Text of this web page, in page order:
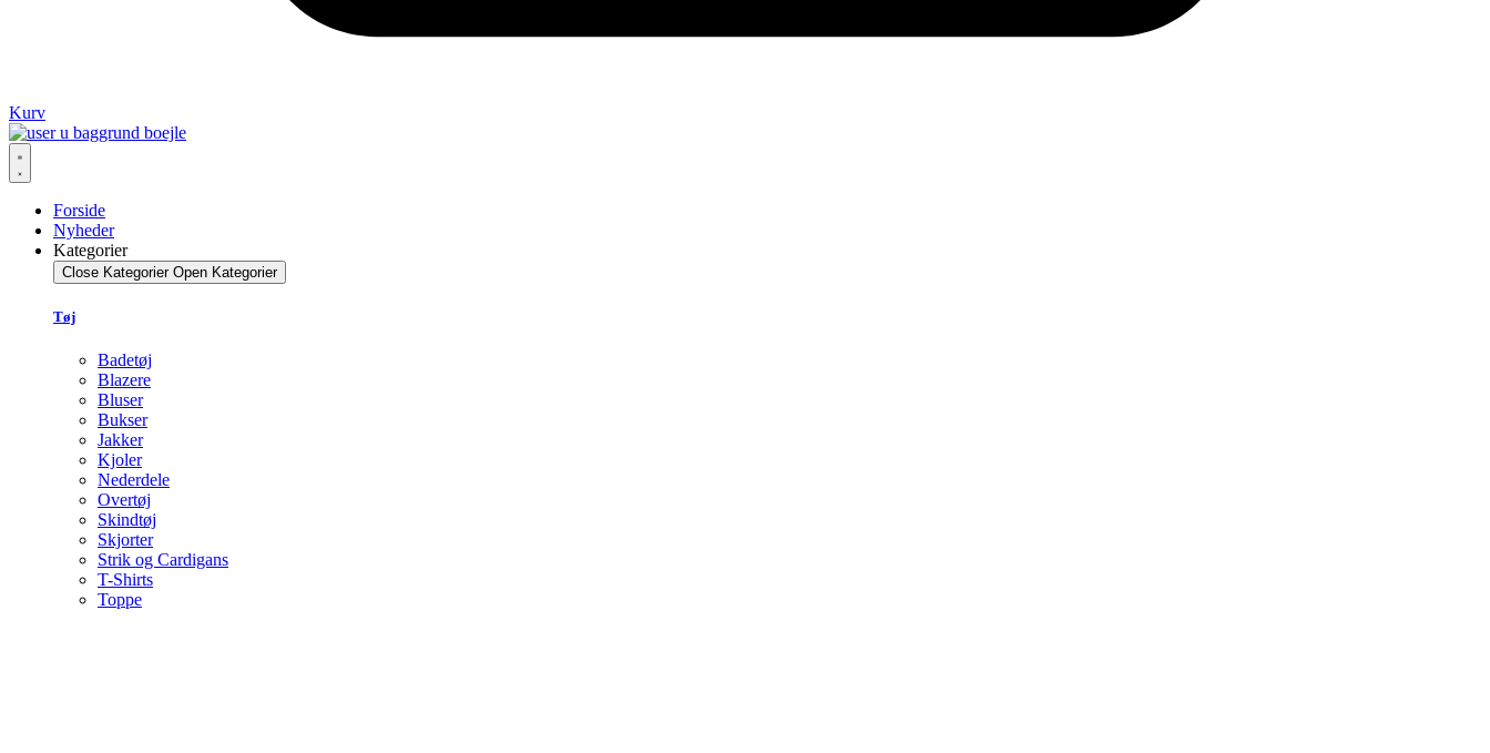
Kurv
Forside
Nyheder
Kategorier
Close Kategorier Open Kategorier
Tøj
Badetøj
Blazere
Bluser
Bukser
Jakker
Kjoler
Nederdele
Overtøj
Skindtøj
Skjorter
Strik og Cardigans
T-Shirts
Toppe